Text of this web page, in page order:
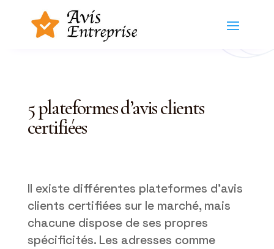
5 plateformes d’avis clients
certifiées
Il existe différentes plateformes d’avis
clients certifiées sur le marché, mais
chacune dispose de ses propres
spécificités. Les adresses comme